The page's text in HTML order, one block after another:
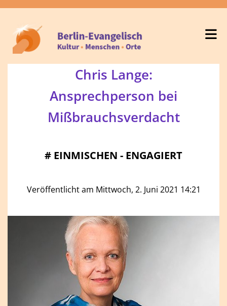
Chris Lange:
Ansprechperson bei
Mißbrauchsverdacht
# EINMISCHEN - ENGAGIERT
Veröffentlicht am Mittwoch, 2. Juni 2021 14:21